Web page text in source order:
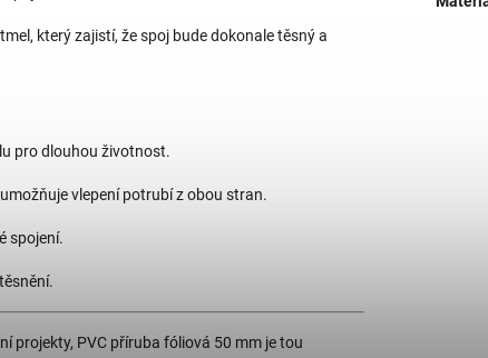
který zajistí, že spoj bude dokonale těsný a
pro dlouhou životnost.
vlepení potrubí z obou stran.
spojení.
projekty, PVC příruba fóliová 50 mm je tou